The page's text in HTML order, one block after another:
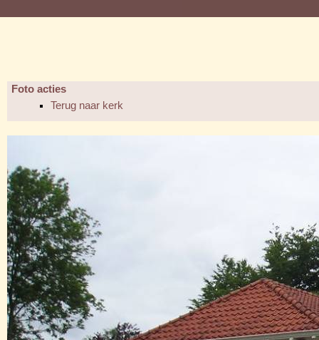
Foto acties
Terug naar kerk